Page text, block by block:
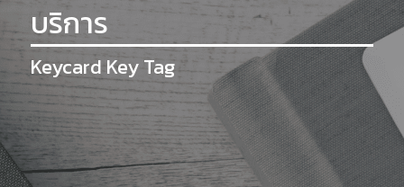
บริการ
Keycard Key Tag